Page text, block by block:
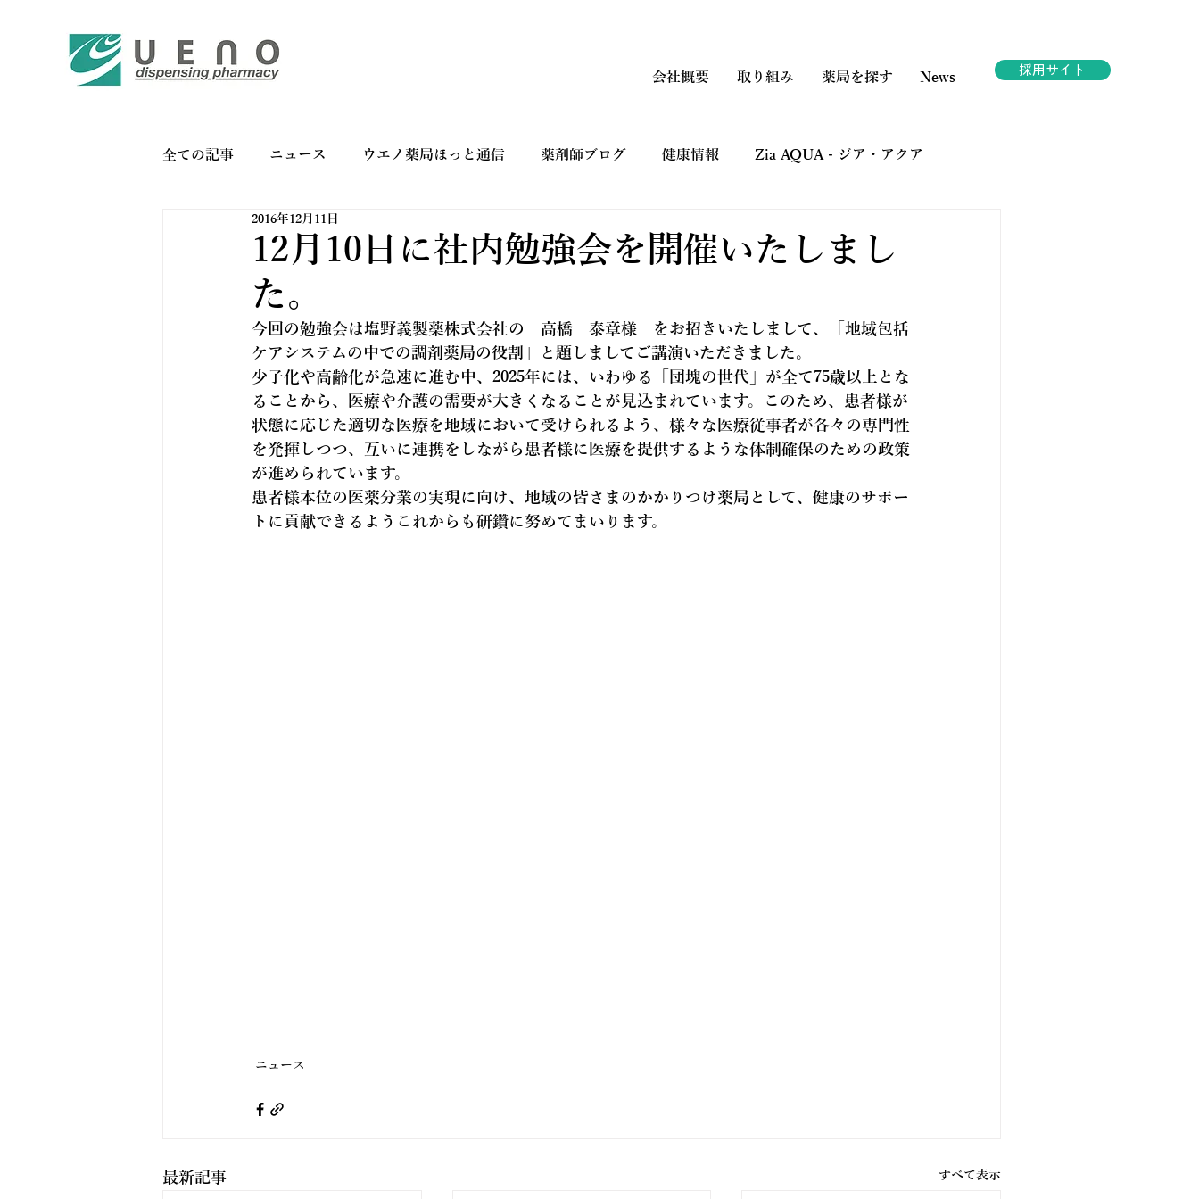
会社概要 取り組み 薬局を探す News 採用サイト
全ての記事 ニュース ウエノ薬局ほっと通信 薬剤師ブログ 健康情報 Zia AQUA - ジア・アクア
バイオリンク お薬手帳の上手なつかい方
12月10日に社内勉強会を開催いたしまし
た。
2016年12月11日
今回の勉強会は塩野義製薬株式会社の　高橋　泰章様　をお招きいたしまして、「地域包括
ケアシステムの中での調剤薬局の役割」と題しましてご講演いただきました。
少子化や高齢化が急速に進む中、2025年には、いわゆる「団塊の世代」が全て75歳以上とな
ることから、医療や介護の需要が大きくなることが見込まれています。このため、患者様が
状態に応じた適切な医療を地域において受けられるよう、様々な医療従事者が各々の専門性
を発揮しつつ、互いに連携をしながら患者様に医療を提供するような体制確保のための政策
が進められています。
患者様本位の医薬分業の実現に向け、地域の皆さまのかかりつけ薬局として、健康のサポー
トに貢献できるようこれからも研鑽に努めてまいります。
ニュース
最新記事 すべて表示